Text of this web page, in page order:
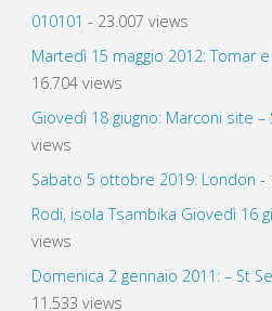
010101 - 23.007 views
Martedì 15 maggio 2012: Tomar e
16.704 views
Giovedì 18 giugno: Marconi site –
views
Sabato 5 ottobre 2019: London -
Rodi, isola Tsambika Giovedì 16
views
Domenica 2 gennaio 2011: – St
11.533 views